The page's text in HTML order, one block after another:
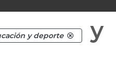
y deporte
y